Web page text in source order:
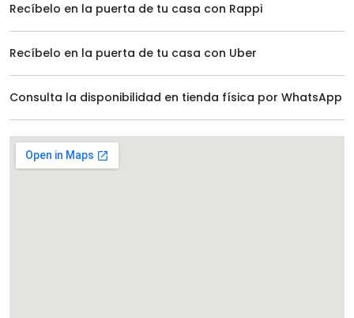
Recíbelo en la puerta de tu casa con Rappi
Recíbelo en la puerta de tu casa con Uber
Consulta la disponibilidad en tienda física por WhatsApp